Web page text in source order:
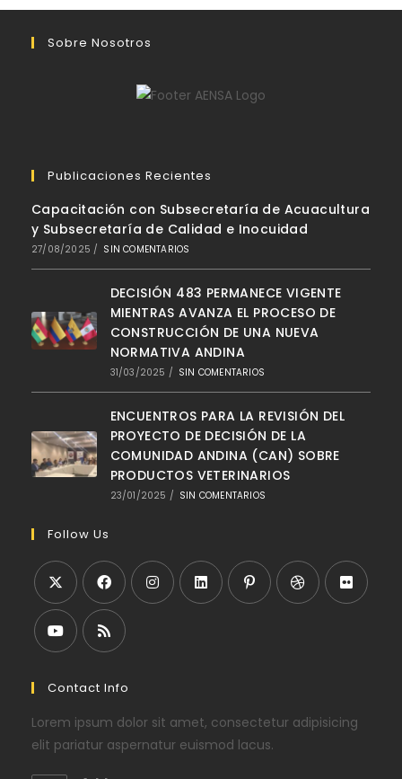
Sobre Nosotros
Publicaciones Recientes
Capacitación con Subsecretaría de Acuacultura
y Subsecretaría de Calidad e Inocuidad
27/08/2025 / SIN COMENTARIOS
DECISIÓN 483 PERMANECE VIGENTE
MIENTRAS AVANZA EL PROCESO DE
CONSTRUCCIÓN DE UNA NUEVA
NORMATIVA ANDINA
31/03/2025 / SIN COMENTARIOS
ENCUENTROS PARA LA REVISIÓN DEL
PROYECTO DE DECISIÓN DE LA
COMUNIDAD ANDINA (CAN) SOBRE
PRODUCTOS VETERINARIOS
23/01/2025 / SIN COMENTARIOS
Follow Us
Contact Info
Lorem ipsum dolor sit amet, consectetur adipisicing
elit pariatur aspernatur euismod lacus.